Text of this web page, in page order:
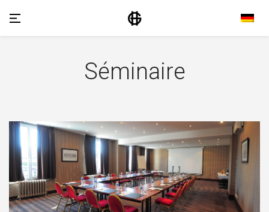
Séminaire